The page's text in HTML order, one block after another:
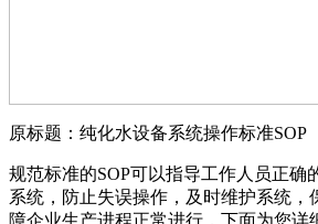
原标题：纯化水设备系统操作标准SOP
规范标准的SOP可以指导工作人员正确
系统，防止失误操作，及时维护系统，
障企业生产进程正常进行，下面为您详